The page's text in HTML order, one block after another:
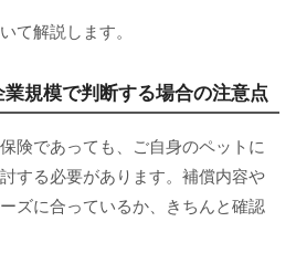
て解説します。
規模で判断する場合の注意点
険であっても、ご自身のペットに
する必要があります。補償内容や
ズに合っているか、きちんと確認